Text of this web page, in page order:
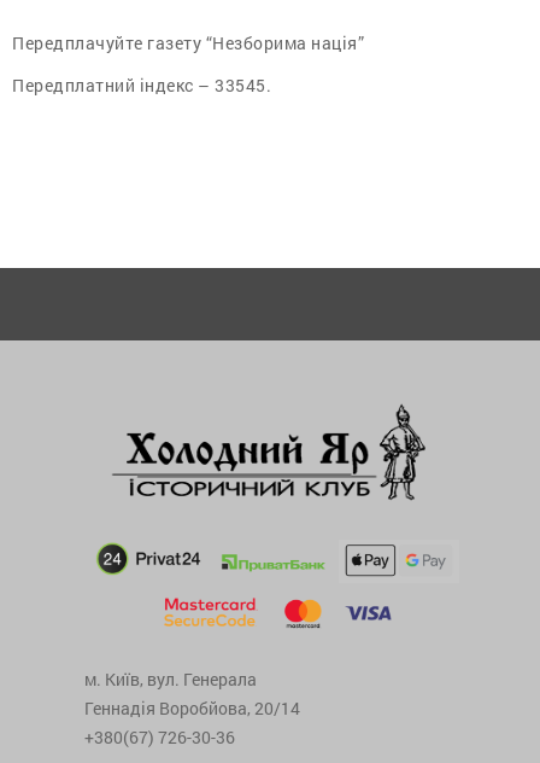
Передплачуйте газету “Незборима нація”
Передплатний індекс – 33545.
м. Київ, вул. Генерала
Геннадія Воробйова, 20/14
+380(67) 726-30-36